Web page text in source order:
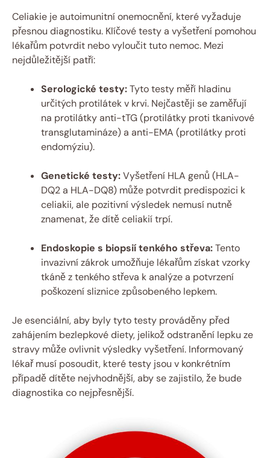
Celiakie je autoimunitní onemocnění, které vyžaduje
přesnou diagnostiku. Klíčové testy a vyšetření pomohou
lékařům potvrdit nebo vyloučit tuto nemoc. Mezi
nejdůležitější patří:
Serologické testy:Tyto testy měří hladinu
určitých protilátek v krvi. Nejčastěji se zaměřují
na protilátky anti-tTG (protilátky proti tkanivové
transglutamináze) a anti-EMA (protilátky proti
endomýziu).
Genetické testy:Vyšetření HLA genů (HLA-
DQ2 a HLA-DQ8) může potvrdit predispozici k
celiakii, ale pozitivní výsledek nemusí nutně
znamenat, že dítě celiakií trpí.
Endoskopie s biopsií tenkého střeva:Tento
invazivní zákrok umožňuje lékařům získat vzorky
tkáně z tenkého střeva k analýze a potvrzení
poškození sliznice způsobeného lepkem.
Je esenciální, aby byly tyto testy prováděny před
zahájením bezlepkové diety, jelikož odstranění lepku ze
stravy může ovlivnit výsledky vyšetření. Informovaný
lékař musí posoudit, které testy jsou v konkrétním
případě dítěte nejvhodnější, aby se zajistilo, že bude
diagnostika co nejpřesnější.